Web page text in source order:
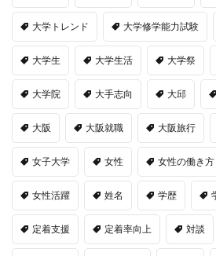
大学トレンド 大学修学能力試験
大学生 大学生活 大学祭
大学院 大手志向 大邱
大阪 大阪就職 大阪旅行
女子大学 女性 女性の働き方
女性活躍 姓名 学歴
定着支援 定着率向上 対談